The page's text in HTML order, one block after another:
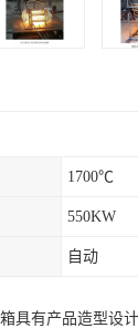
1700℃
550KW
自动
具有产品造型设